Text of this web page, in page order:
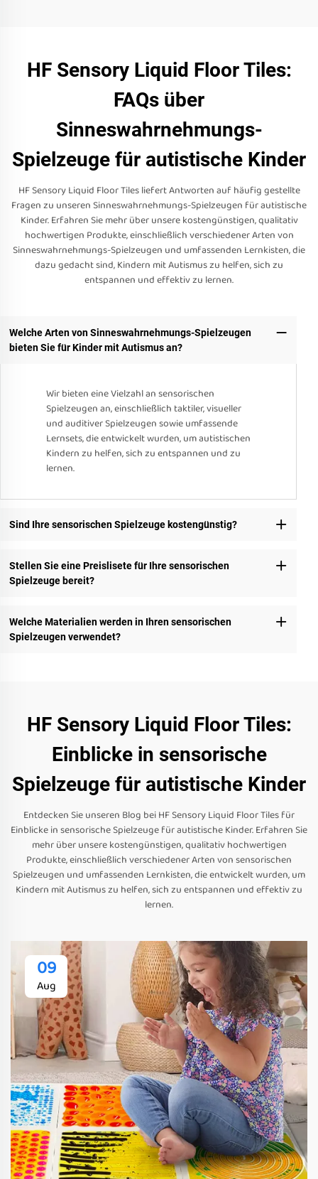
HF Sensory Liquid Floor Tiles:
FAQs über
Sinneswahrnehmungs-
Spielzeuge für autistische Kinder
HF Sensory Liquid Floor Tiles liefert Antworten auf häufig gestellte
Fragen zu unseren Sinneswahrnehmungs-Spielzeugen für autistische
Kinder. Erfahren Sie mehr über unsere kostengünstigen, qualitativ
hochwertigen Produkte, einschließlich verschiedener Arten von
Sinneswahrnehmungs-Spielzeugen und umfassenden Lernkisten, die
dazu gedacht sind, Kindern mit Autismus zu helfen, sich zu
entspannen und effektiv zu lernen.
Welche Arten von Sinneswahrnehmungs-Spielzeugen
bieten Sie für Kinder mit Autismus an?
Wir bieten eine Vielzahl an sensorischen
Spielzeugen an, einschließlich taktiler, visueller
und auditiver Spielzeugen sowie umfassende
Lernsets, die entwickelt wurden, um autistischen
Kindern zu helfen, sich zu entspannen und zu
lernen.
Sind Ihre sensorischen Spielzeuge kostengünstig?
Stellen Sie eine Preislisete für Ihre sensorischen
Spielzeuge bereit?
Welche Materialien werden in Ihren sensorischen
Spielzeugen verwendet?
HF Sensory Liquid Floor Tiles:
Einblicke in sensorische
Spielzeuge für autistische Kinder
Entdecken Sie unseren Blog bei HF Sensory Liquid Floor Tiles für
Einblicke in sensorische Spielzeuge für autistische Kinder. Erfahren Sie
mehr über unsere kostengünstigen, qualitativ hochwertigen
Produkte, einschließlich verschiedener Arten von sensorischen
Spielzeugen und umfassenden Lernkisten, die entwickelt wurden, um
Kindern mit Autismus zu helfen, sich zu entspannen und effektiv zu
lernen.
09
Aug